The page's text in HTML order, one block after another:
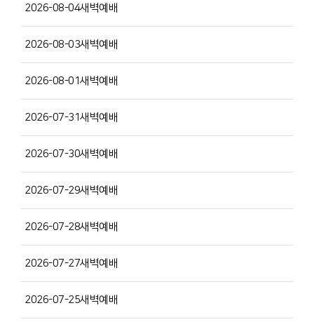
2026-08-04새벽예배
2026-08-03새벽예배
2026-08-01새벽예배
2026-07-31새벽예배
2026-07-30새벽예배
2026-07-29새벽예배
2026-07-28새벽예배
2026-07-27새벽예배
2026-07-25새벽예배